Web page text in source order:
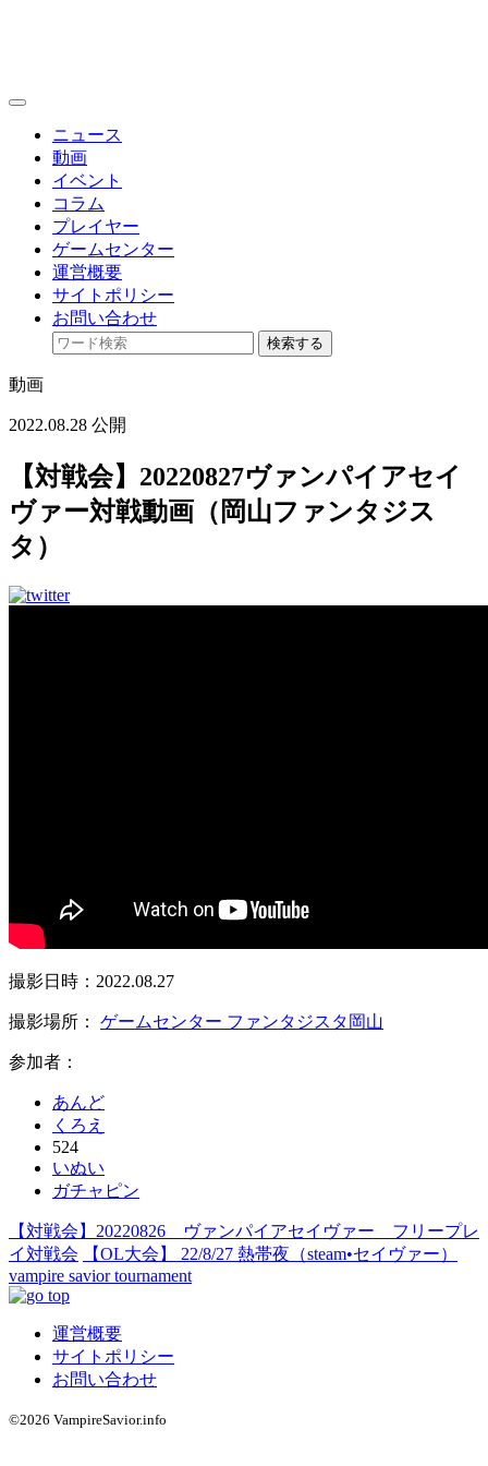
toggle
ニュース
動画
イベント
コラム
プレイヤー
ゲームセンター
運営概要
サイトポリシー
お問い合わせ
検索する
動画
2022.08.28 公開
【対戦会】20220827ヴァンパイアセイ
ヴァー対戦動画（岡山ファンタジス
タ）
撮影日時：2022.08.27
撮影場所： ゲームセンター ファンタジスタ岡山
参加者：
あんど
くろえ
524
いぬい
ガチャピン
【対戦会】20220826 ヴァンパイアセイヴァー フリープレ
イ対戦会
【OL大会】 22/8/27 熱帯夜（steam•セイヴァー）
vampire savior tournament
運営概要
サイトポリシー
お問い合わせ
©2026 VampireSavior.info